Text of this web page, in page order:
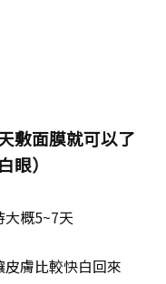
敷面膜就可以了
眼）
概5~7天
膚比較快白回來